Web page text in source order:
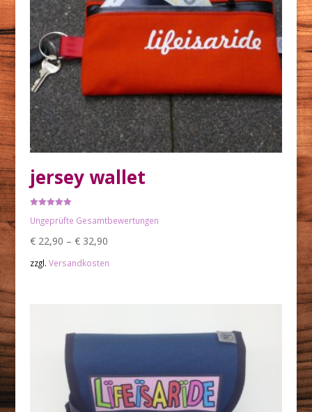
jersey wallet
5.00
Ungeprüfte Gesamtbewertungen
€22,90 – €32,90
zzgl. Versandkosten